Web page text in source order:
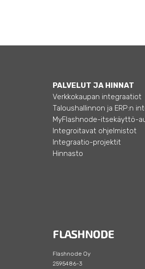
PALVELUT JA HINNAT
Verkkokaupan integraatiot
Integroitavat ohjelmistot
Integraatio-projektit
Hinnasto
Flashnode Oy
2595486-3